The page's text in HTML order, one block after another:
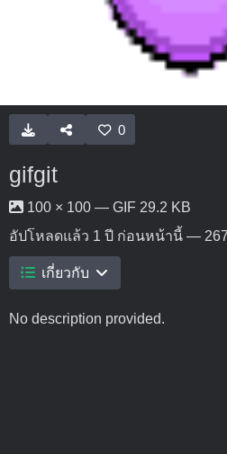
0
gifgit
100 × 100 — GIF 29.2 KB
อัปโหลดแล้ว 1 ปี ก่อนหน้านี้ —
เกี่ยวกับ
No description provided.